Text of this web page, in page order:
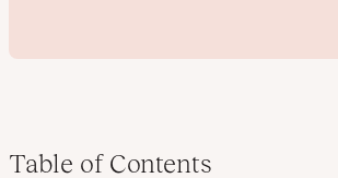
Table of Contents